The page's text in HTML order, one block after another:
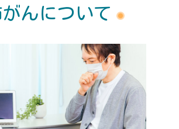
がんについて